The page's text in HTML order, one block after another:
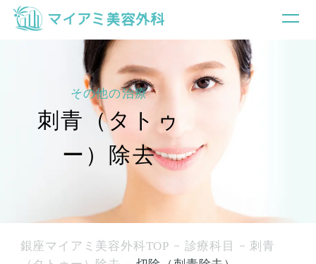
その他の治療
刺青（タトゥ
ー）除去
銀座マイアミ美容外科TOP 診療科目
刺青